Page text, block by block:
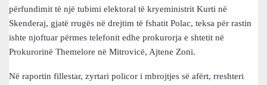
përfundimit të një tubimi elektoral të kryeministrit Kurti në
Skenderaj, gjatë rrugës në drejtim të fshatit Polac, teksa për rastin
ishte njoftuar përmes telefonit edhe prokurorja e shtetit në
Prokurorinë Themelore në Mitrovicë, Ajtene Zoni.
Në raportin fillestar, zyrtari policor i mbrojtjes së afërt, rreshteri